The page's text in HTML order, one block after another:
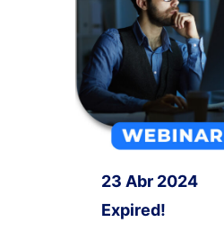
23 Abr 2024
Expired!